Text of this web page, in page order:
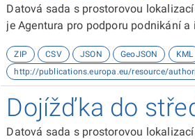
Datová sada s prostorovou
je Agentura pro podporu podnikání a
ZIP CSV JSON GeoJSON KML
http://publications.europa.eu/resource/
Dojížďka do
Datová sada s prostorovou